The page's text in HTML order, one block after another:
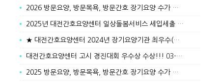
2026 방문요양, 방문목욕, 방문간호 장기요양 수가 안내
2025년 대전간호요양센터 일상돌봄서비스 세입세출 결산서
★ 대전간호요양센터 2024년 장기요양기관 최우수(A)기관 선정 ★
대전간호요양센터 고시 경진대회 우수상 수상!!! 03-19
2025 방문요양, 방문목욕, 방문간호 장기요양 수가 안내